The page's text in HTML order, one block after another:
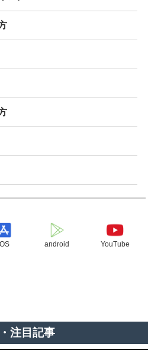
android YouTube
注目記事